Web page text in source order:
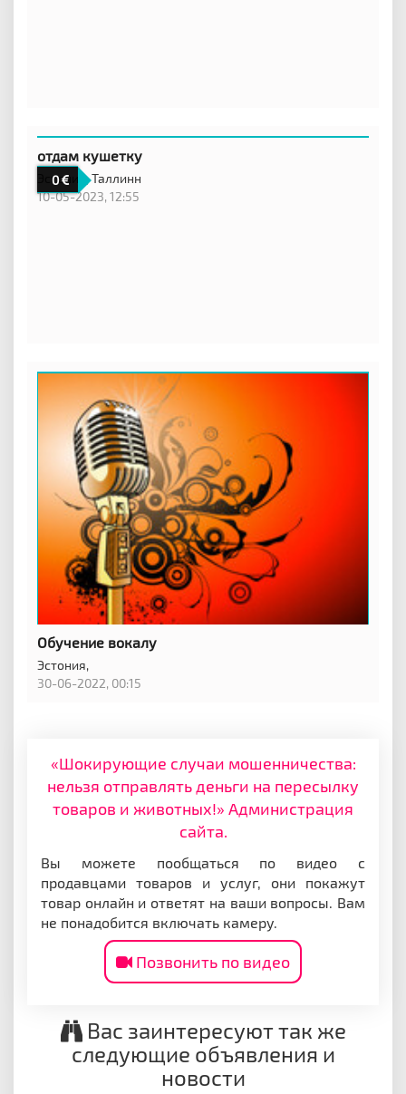
0
отдам кушетку
Эстония,Таллинн
10-05-2023, 12:55
Обучение вокалу
Эстония,
30-06-2022, 00:15
«Шокирующие случаи мошенничества:
нельзя отправлять деньги на пересылку
товаров и животных!» Администрация
сайта.
Вы можете пообщаться по видео с
продавцами товаров и услуг, они покажут
товар онлайн и ответят на ваши вопросы. Вам
не понадобится включать камеру.
Позвонить по видео
Вас заинтересуют так же
следующие объявления и
новости